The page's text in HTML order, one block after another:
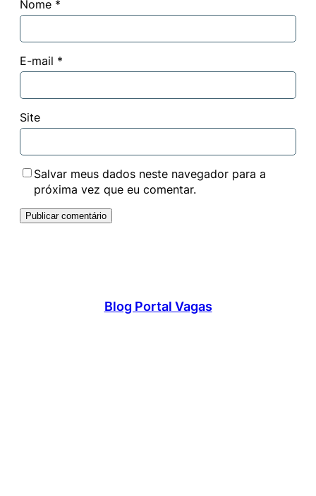
Nome *
E-mail *
Site
Salvar meus dados neste navegador para a
próxima vez que eu comentar.
Blog Portal Vagas